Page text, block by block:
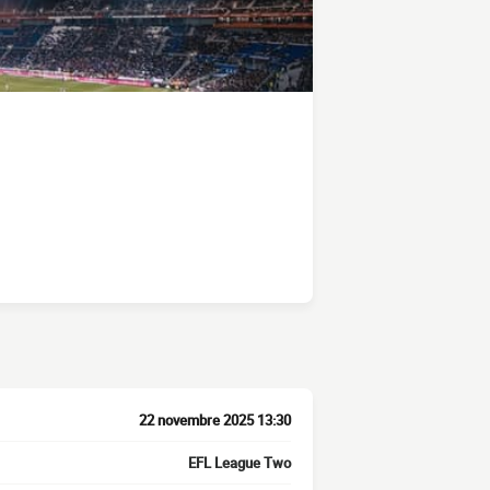
22 novembre 2025 13:30
EFL League Two